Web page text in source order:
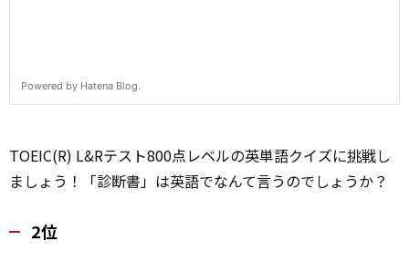
TOEIC(R) L&Rテスト800点レベルの英単語クイズに挑戦し
ましょう！「診断書」は英語でなんて言うのでしょうか？
2位